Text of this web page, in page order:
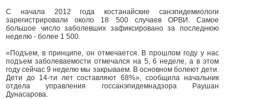
С начала 2012 года костанайские санэпидемиологи
зарегистрировали около 18 500 случаев ОРВИ. Самое
большое число заболевших зафиксировано за последнюю
неделю - более 1 500.
«Подъем, в принципе, он отмечается. В прошлом году у нас
подъем заболеваемости отмечался на 5, 6 неделе, а в этом
году сейчас 9 неделю мы закрываем. В основном болеют дети.
Дети до 14-ти лет составляют 68%», сообщила начальник
отдела управления госсанэпидемнадзора Раушан
Дунасарова.